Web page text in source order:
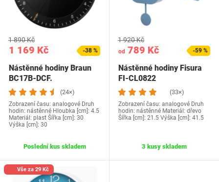
1 169 Kč
1 890 Kč
-38 %
Nástěnné hodiny Braun
BC17B-DCF.
(24×)
Zobrazení času: analogové Druh
hodin: nástěnné Hloubka [cm]: 4.5
Materiál: plast Šířka [cm]: 30
Výška [cm]: 30
Poslední kus skladem
od 789 Kč
1 920 Kč
-59 %
Nástěnné hodiny Fisura
FI-CL0822
(33×)
Zobrazení času: analogové Druh
hodin: nástěnné Materiál: dřevo
Šířka [cm]: 21.5 Výška [cm]: 41.5
3 kusy skladem
Vše za 29 Kč